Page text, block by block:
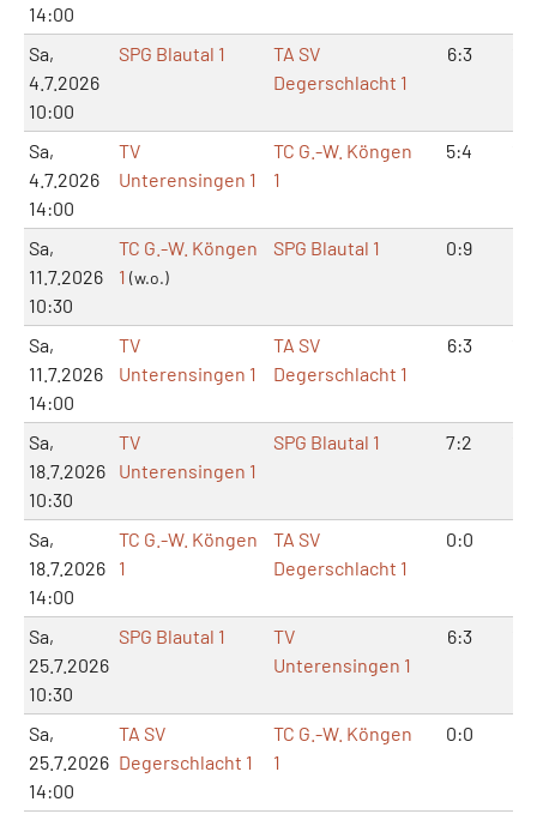
14:00
Sa,
4.7.2026
10:00
SPG Blautal 1
TA SV
Degerschlacht 1
6:3
Sa,
4.7.2026
14:00
TV
Unterensingen 1
TC G.-W. Köngen
1
5:4
Sa,
11.7.2026
10:30
TC G.-W. Köngen
1 (w.o.)
SPG Blautal 1 0:9
Sa,
11.7.2026
14:00
TV
Unterensingen 1
TA SV
Degerschlacht 1
6:3
Sa,
18.7.2026
10:30
TV
Unterensingen 1
SPG Blautal 1 7:2
Sa,
18.7.2026
14:00
TC G.-W. Köngen
1
TA SV
Degerschlacht 1
0:0
Sa,
25.7.2026
10:30
SPG Blautal 1
TV
Unterensingen 1
6:3
Sa,
25.7.2026
14:00
TA SV
Degerschlacht 1
TC G.-W. Köngen
1
0:0